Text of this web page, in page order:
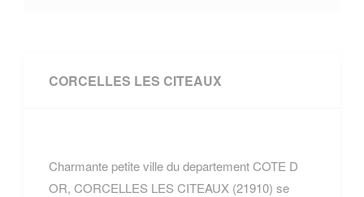
CORCELLES LES CITEAUX
Charmante petite ville du departement COTE D
OR, CORCELLES LES CITEAUX (21910) se